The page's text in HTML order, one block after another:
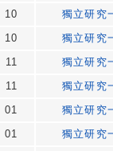
10
獨立研究
10
獨立研究
11
獨立研究
11
獨立研究
01
獨立研究
01
獨立研究